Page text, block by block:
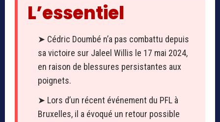
L’essentiel
➤ Cédric Doumbé n’a pas combattu depuis
sa victoire sur Jaleel Willis le 17 mai 2024,
en raison de blessures persistantes aux
poignets.
➤ Lors d’un récent événement du PFL à
Bruxelles, il a évoqué un retour possible